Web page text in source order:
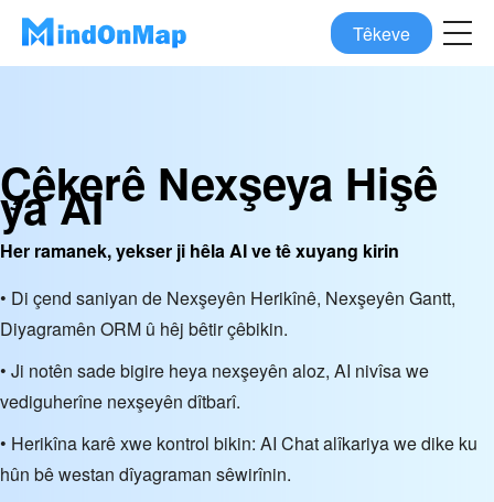
Têkeve
Çêkerê Nexşeya Hişê
ya AI
Her ramanek, yekser ji hêla AI ve tê xuyang kirin
• Di çend saniyan de Nexşeyên Herikînê, Nexşeyên Gantt,
Diyagramên ORM û hêj bêtir çêbikin.
• Ji notên sade bigire heya nexşeyên aloz, AI nivîsa we
vediguherîne nexşeyên dîtbarî.
• Herikîna karê xwe kontrol bikin: AI Chat alîkariya we dike ku
hûn bê westan dîyagraman sêwirînin.